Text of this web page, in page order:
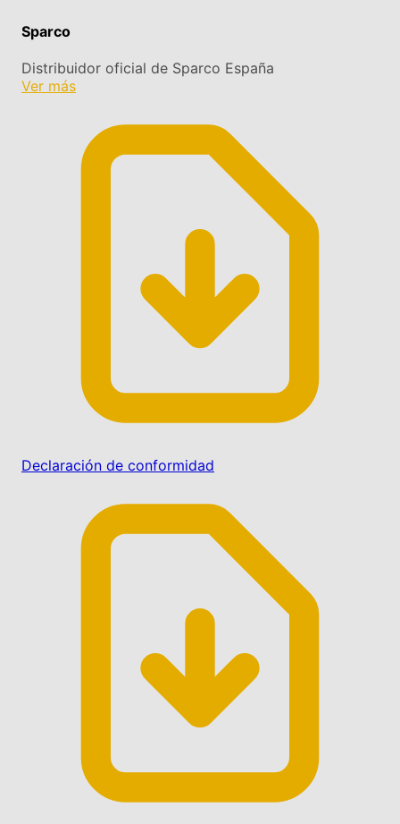
Sparco
Distribuidor oficial de Sparco España
Ver más
Declaración de conformidad